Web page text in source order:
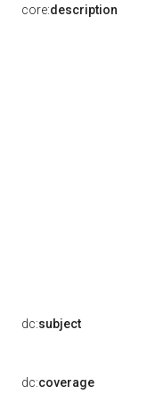
core:description
dc:subject
dc:coverage